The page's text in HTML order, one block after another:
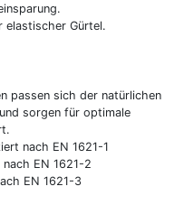
elastischer Gürtel.
passen sich der natürlichen
sorgen für optimale
nach EN 1621-1
EN 1621-2
EN 1621-3